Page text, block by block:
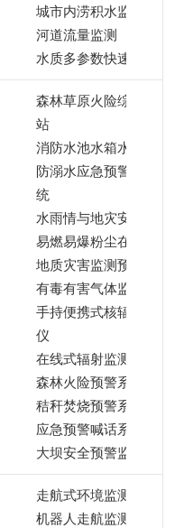
城市内涝积水监测
河道流量监测
水质多参数快速检测
森林草原火险综合监测
站
消防水池水箱水位监测
防溺水应急预警喊话系
统
水雨情与地灾安全监测
易燃易爆粉尘在线监测
地质灾害监测预警系统
有毒有害气体监测
手持便携式核辐射检测
仪
在线式辐射监测仪
森林火险预警系统
秸秆焚烧预警系统
应急预警喊话系统
大坝安全预警监测
走航式环境监测系统
机器人走航监测系统